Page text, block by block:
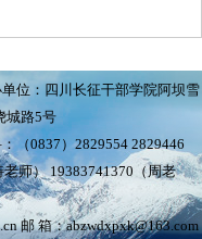
位：四川长征干部学院阿坝雪
城路5号
（0837）2829554 2829446
师） 19383741370（周老
邮 箱：abzwdxpxk@163.com